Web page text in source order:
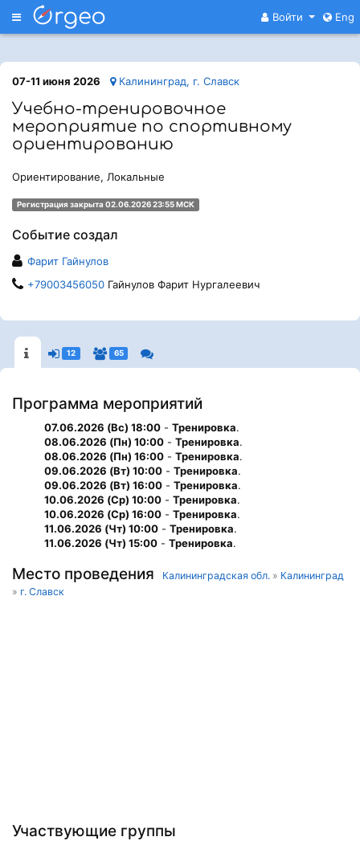
Меню Войти Eng
07-11 июня 2026 Калининград, г. Славск
Учебно-тренировочное
мероприятие по спортивному
ориентированию
Ориентирование, Локальные
Регистрация закрыта 02.06.2026 23:55 МСК
Событие создал
Фарит Гайнулов
+79003456050 Гайнулов Фарит Нургалеевич
12 65
Программа мероприятий
07.06.2026 (Вс) 18:00 - Тренировка.
08.06.2026 (Пн) 10:00 - Тренировка.
08.06.2026 (Пн) 16:00 - Тренировка.
09.06.2026 (Вт) 10:00 - Тренировка.
09.06.2026 (Вт) 16:00 - Тренировка.
10.06.2026 (Ср) 10:00 - Тренировка.
10.06.2026 (Ср) 16:00 - Тренировка.
11.06.2026 (Чт) 10:00 - Тренировка.
11.06.2026 (Чт) 15:00 - Тренировка.
Место проведения Калининградская обл. » Калининград
» г. Славск
Участвующие группы